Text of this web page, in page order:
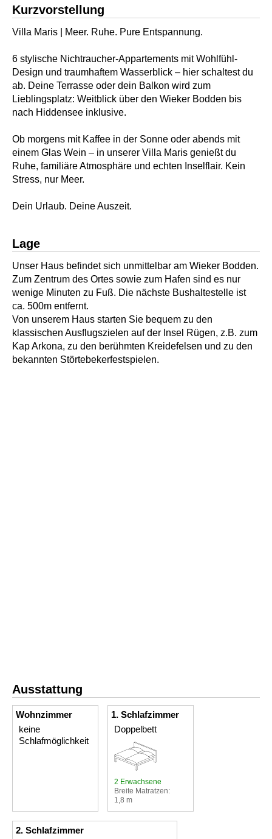
Kurzvorstellung
Villa Maris | Meer. Ruhe. Pure Entspannung.
6 stylische Nichtraucher-Appartements mit Wohlfühl-
Design und traumhaftem Wasserblick – hier schaltest du
ab. Deine Terrasse oder dein Balkon wird zum
Lieblingsplatz: Weitblick über den Wieker Bodden bis
nach Hiddensee inklusive.
Ob morgens mit Kaffee in der Sonne oder abends mit
einem Glas Wein – in unserer Villa Maris genießt du
Ruhe, familiäre Atmosphäre und echten Inselflair. Kein
Stress, nur Meer.
Dein Urlaub. Deine Auszeit.
Lage
Unser Haus befindet sich unmittelbar am Wieker Bodden.
Zum Zentrum des Ortes sowie zum Hafen sind es nur
wenige Minuten zu Fuß. Die nächste Bushaltestelle ist
ca. 500m entfernt.
Von unserem Haus starten Sie bequem zu den
klassischen Ausflugszielen auf der Insel Rügen, z.B. zum
Kap Arkona, zu den berühmten Kreidefelsen und zu den
bekannten Störtebekerfestspielen.
Ausstattung
Wohnzimmer
keine
Schlafmöglichkeit
1. Schlafzimmer
Doppelbett
2 Erwachsene
Breite Matratzen:
1,8 m
2. Schlafzimmer